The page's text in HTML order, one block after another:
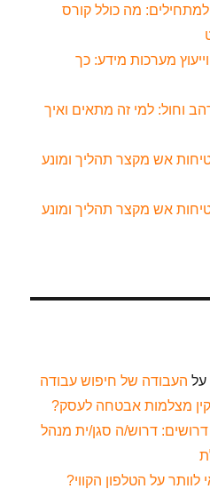
מה כולל קורס
מערכות מידע: כך
וחול: למי זה מתאים ואיך
אש מקצר תהליך ומונע
אש מקצר תהליך ומונע
על העבודה של חיפוש עבודה
מצלמות אבטחה לעסק?
דרוש/ה סגן/ית מנהל
על הטלפון הקווי?